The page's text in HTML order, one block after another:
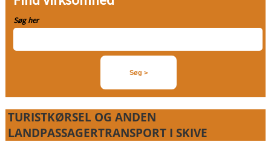
Søg her
TURISTKØRSEL OG ANDEN
LANDPASSAGERTRANSPORT I SKIVE